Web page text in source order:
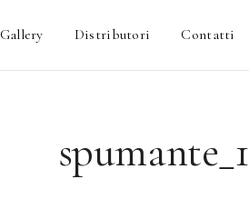
Gallery Distributori Contatti
spumante_1